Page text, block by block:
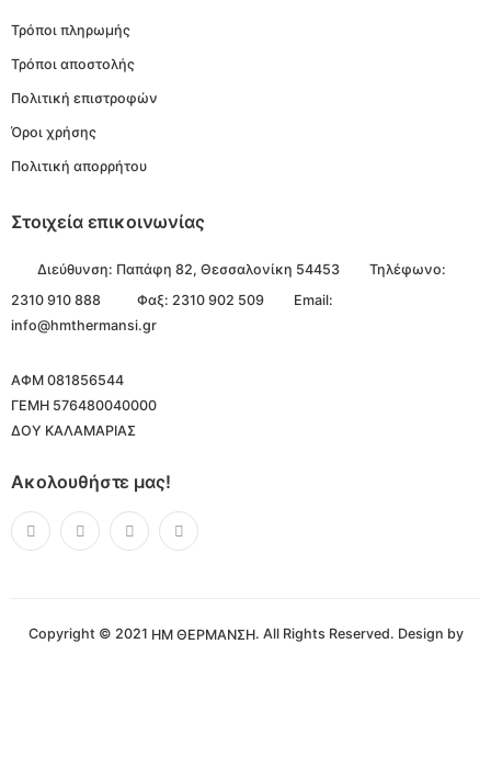
Τρόποι πληρωμής
Τρόποι αποστολής
Πολιτική επιστροφών
Όροι χρήσης
Πολιτική απορρήτου
Στοιχεία επικοινωνίας
Διεύθυνση: Παπάφη 82, Θεσσαλονίκη 54453
Τηλέφωνο:
2310 910 888
Φαξ: 2310 902 509
Email:
info@hmthermansi.gr
ΑΦΜ 081856544
ΓΕΜΗ 576480040000
ΔΟΥ ΚΑΛΑΜΑΡΙΑΣ
Ακολουθήστε μας!
Copyright © 2021 ΗΜ ΘΕΡΜΑΝΣΗ. All Rights Reserved. Design by